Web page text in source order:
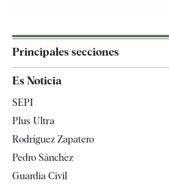
Principales secciones
España
Televisión
Es Noticia
SEPI
Plus Ultra
Rodríguez Zapatero
Pedro Sánchez
Guardia Civil